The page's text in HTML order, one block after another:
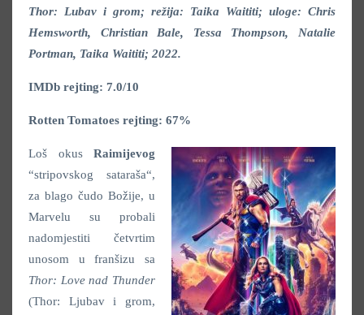
Thor: Lubav i grom; režija: Taika Waititi; uloge: Chris
Hemsworth, Christian Bale, Tessa Thompson, Natalie
Portman, Taika Waititi; 2022.
IMDb rejting: 7.0/10
Rotten Tomatoes rejting: 67%
Loš okus Raimijevog
“stripovskog sataraša“,
za blago čudo Božije, u
Marvelu su probali
nadomjestiti četvrtim
unosom u franšizu sa
Thor: Love nad Thunder
(Thor: Ljubav i grom,